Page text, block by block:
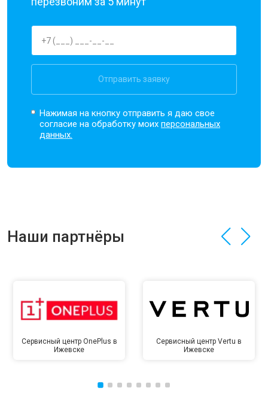
Отправить заявку
Нажимая на кнопку отправить я даю свое
согласие на обработку моихперсональных
данных.
Наши партнёры
Сервисный центр OnePlus в
Ижевске
Сервисный центр Vertu в
Ижевске